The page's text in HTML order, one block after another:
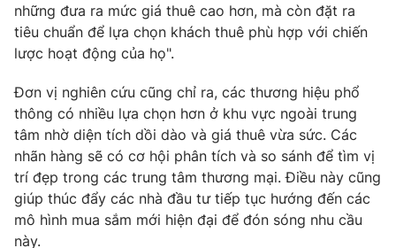
® Cấm sao chép dưới mọi hình thức nếu không có sự chấp
thuận bằng văn bản. Ghi rõ nguồn VTV.vn khi phát hành lại
thông tin từ website này.
những đưa ra mức giá thuê cao hơn, mà còn đặt ra
tiêu chuẩn để lựa chọn khách thuê phù hợp với chiến
lược hoạt động của họ".
Đơn vị nghiên cứu cũng chỉ ra, các thương hiệu phổ
thông có nhiều lựa chọn hơn ở khu vực ngoài trung
tâm nhờ diện tích dồi dào và giá thuê vừa sức. Các
nhãn hàng sẽ có cơ hội phân tích và so sánh để tìm vị
trí đẹp trong các trung tâm thương mại. Điều này cũng
giúp thúc đẩy các nhà đầu tư tiếp tục hướng đến các
mô hình mua sắm mới hiện đại để đón sóng nhu cầu
này.